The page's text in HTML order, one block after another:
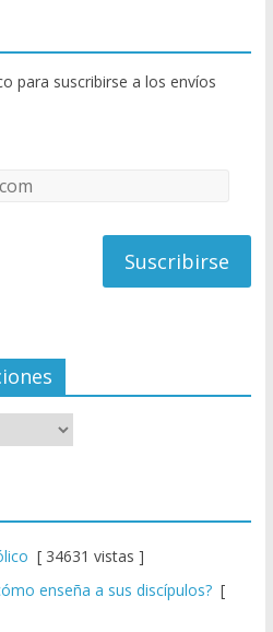
para suscribirse a los envíos
[ 34631 vistas ]
enseña a sus discípulos?[